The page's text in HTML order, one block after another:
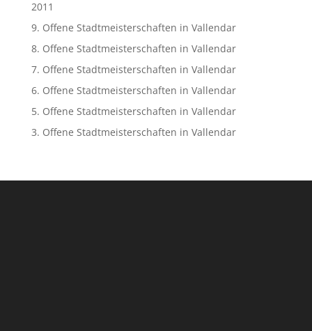
2011
9. Offene Stadtmeisterschaften in Vallendar
8. Offene Stadtmeisterschaften in Vallendar
7. Offene Stadtmeisterschaften in Vallendar
6. Offene Stadtmeisterschaften in Vallendar
5. Offene Stadtmeisterschaften in Vallendar
3. Offene Stadtmeisterschaften in Vallendar